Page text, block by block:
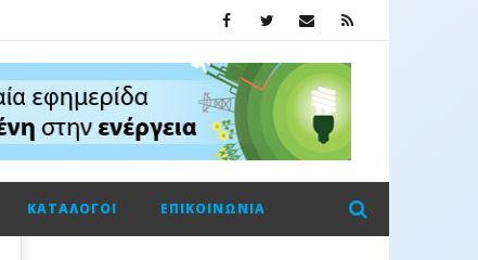
ΚΑΤΆΛΟΓΟΙ ΕΠΙΚΟΙΝΩΝΊΑ